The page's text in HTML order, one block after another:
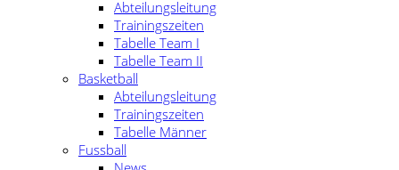
Abteilungsleitung
Trainingszeiten
Tabelle Team I
Tabelle Team II
Basketball
Abteilungsleitung
Trainingszeiten
Tabelle Männer
Fussball